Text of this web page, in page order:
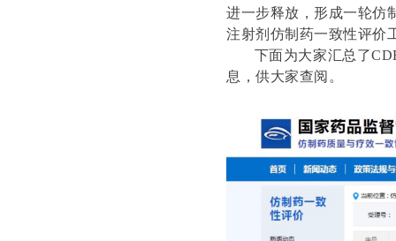
进一步释放，形成一轮仿
注射剂仿制药一致性评价
下面为大家汇总了CDE
息，供大家查阅。